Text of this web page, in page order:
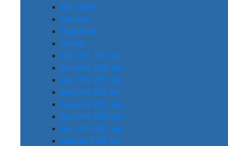
Высокие
Низкие
Широкие
Узкие
Высота 190 см
Высота 200 см
Высота 205 см
Высота 210 см
Высота 220 см
Высота 230 см
Высота 240 см
Ширина 86 см